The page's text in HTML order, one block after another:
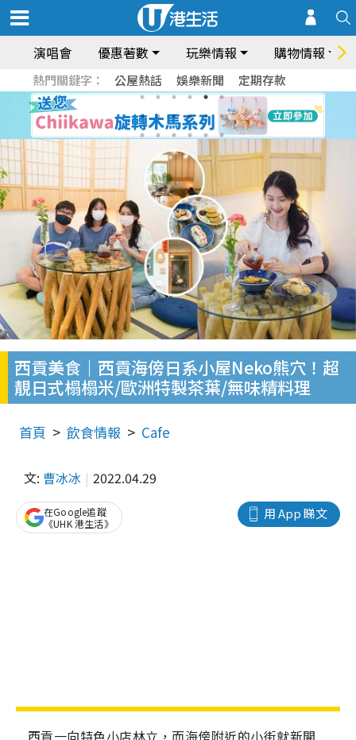
演唱會 優惠著數 玩樂情報 購物情報
熱門關鍵字： 公屋熱話 娛樂新聞 定期存款
西貢美食｜西貢海傍日系小屋Neko熊穴！超
靚日式榻榻米/歐洲特製茶葉/無味精料理
首頁 飲食情報 Cafe
文: 曹冰冰 2022.04.29
用 App 睇文
在Google追蹤
《UHK 港生活》
西貢一向特色小店林立，而海傍附近的小街就新開